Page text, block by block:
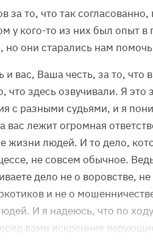
за то, что так согласованно,
у кого-то из них был опыт в
но они старались нам
вас, Ваша честь, за то, что
что здесь озвучивали. Я это
с разными судьями, и я
лежит огромная
жизни людей. И то дело,
не совсем обычное.
дело не о воровстве, не
и не о
И я надеюсь, что по
вами искренние